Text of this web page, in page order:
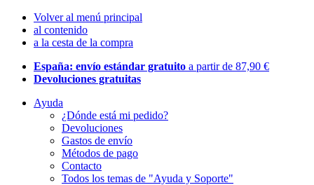
Volver al menú principal
al contenido
a la cesta de la compra
España: envío estándar gratuito a partir de 87,90 €
Devoluciones gratuitas
Ayuda
¿Dónde está mi pedido?
Devoluciones
Gastos de envío
Métodos de pago
Contacto
Todos los temas de "Ayuda y Soporte"